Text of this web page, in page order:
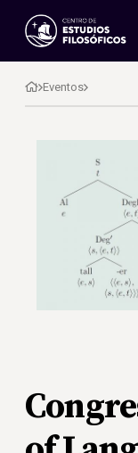
Eventos
Novedades
Investigación
Publicaciones
Galería
Acerca de nosotros
Miembros
Reglamento
Eventos